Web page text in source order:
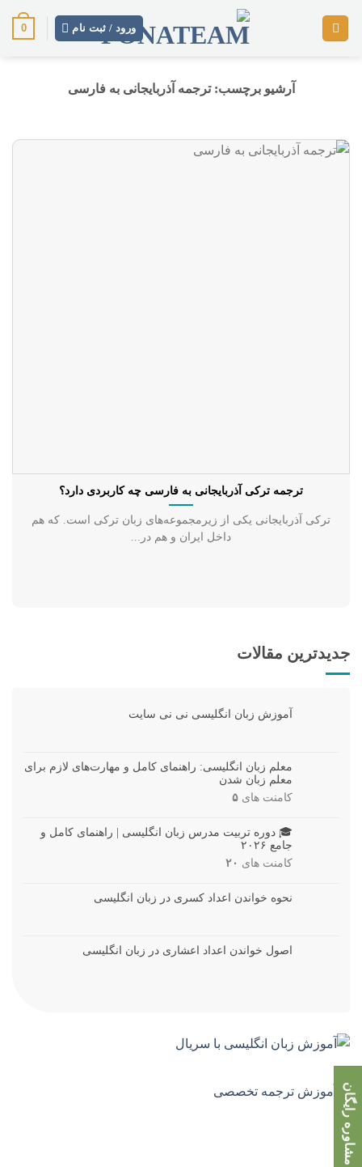
ورود / ثبت نام 0
آرشیو برچسب:ترجمه آذربایجانی به فارسی
جدیدترین مقالات
آموزش زبان انگلیسی نی نی سایت
معلم زبان انگلیسی: راهنمای کامل و مهارت‌های لازم برای
معلم زبان شدن
کامنت های ۵
🎓 دوره تربیت مدرس زبان انگلیسی | راهنمای کامل و
جامع ۲۰۲۶
کامنت های ۲۰
نحوه خواندن اعداد کسری در زبان انگلیسی
اصول خواندن اعداد اعشاری در زبان انگلیسی
ترجمه ترکی آذربایجانی به فارسی چه کاربردی دارد؟
ترکی آذربایجانی یکی از زیرمجموعه‌های زبان ترکی است. که هم
داخل ایران و هم در...
مشاوره رایگان